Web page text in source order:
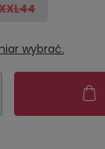
wybrać.